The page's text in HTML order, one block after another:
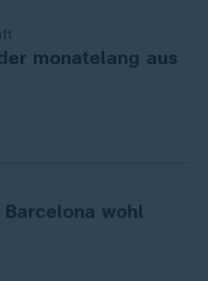
monatelang aus
wohl